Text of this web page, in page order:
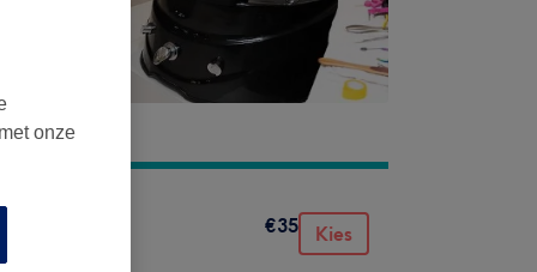
€35 Kies
onze